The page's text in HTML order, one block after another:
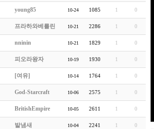
young85 10-24 1085 1 0
프라하와베를린 10-21 2286 1 0
nninin 10-21 1829 1 0
피오라왕자 10-19 1930 1 0
[여유] 10-14 1764 1 0
God-Starcraft 10-06 2575 1 0
BritishEmpire 10-05 2611 1 0
발냄새 10-04 2241 1 0